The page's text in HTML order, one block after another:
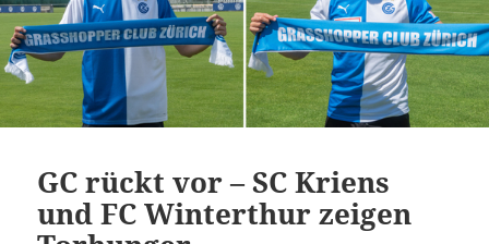
GC rückt vor – SC Kriens
und FC Winterthur zeigen